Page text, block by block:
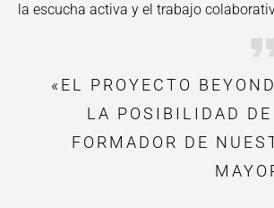
la escucha activa y el trabajo
«EL PROYECTO
LA POSIBILIDAD
FORMADOR DE